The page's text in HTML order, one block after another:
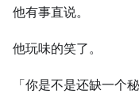
他有事直说。
他玩味的笑了。
「你是不是还缺一个